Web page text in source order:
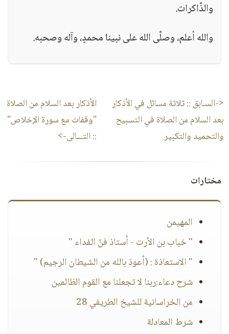
والذَّاكرات.
والله أعلم، وصلَّى الله على نبينا محمدٍ، وآله وصحبه.
<-السـابق ::ثلاثة مسائل في الأذكار
بعد السلام من الصلاة في التسبيح
والتحميد والتكبير
الأذكار بعد السلام من الصلاة
"وقفات مع سورة الإخلاص"
:: التـــالى->
مختارات
المهيمن
" خباب بن الأرت - أستاذ فنّ الفداء "
" الاستعاذة : (أعوذ بالله من الشيطان الرجيم) "
شرح دعاء:ربنا لا تجعلنا مع القوم الظالمين
من الخراسانية للشيخ الطريفي 28
شرط المعادلة